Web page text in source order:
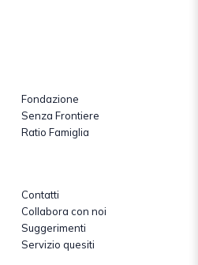
Fondazione
Senza Frontiere
Ratio Famiglia
Contatti
Collabora con noi
Suggerimenti
Servizio quesiti